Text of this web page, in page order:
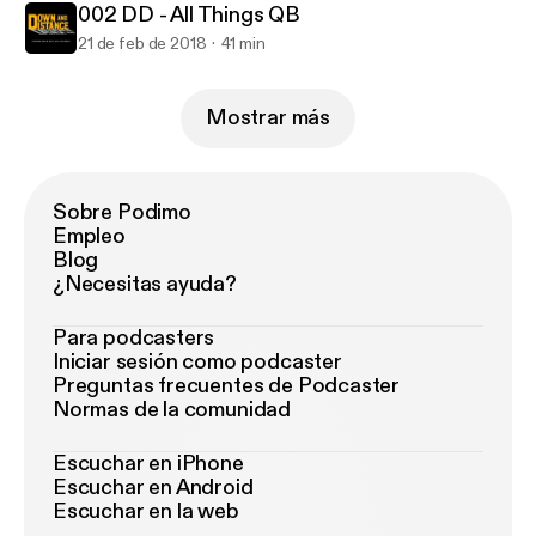
002 DD - All Things QB
21 de feb de 2018 41 min
Mostrar más
Sobre Podimo
Empleo
Blog
¿Necesitas ayuda?
Para podcasters
Iniciar sesión como podcaster
Preguntas frecuentes de Podcaster
Normas de la comunidad
Escuchar en iPhone
Escuchar en Android
Escuchar en la web